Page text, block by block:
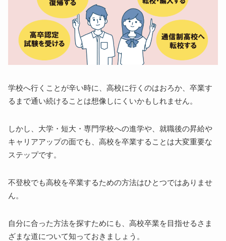
学校へ行くことが辛い時に、高校に行くのはおろか、卒業す
るまで通い続けることは想像しにくいかもしれません。
しかし、大学・短大・専門学校への進学や、就職後の昇給や
キャリアアップの面でも、高校を卒業することは大変重要な
ステップです。
不登校でも高校を卒業するための方法はひとつではありませ
ん。
自分に合った方法を探すためにも、高校卒業を目指せるさま
ざまな道について知っておきましょう。